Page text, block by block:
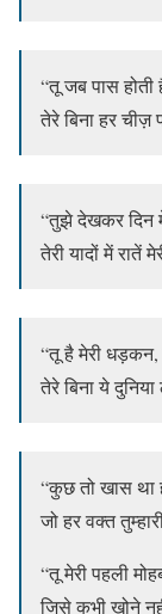
“तू जब पास होती
तेरे बिना हर
“तुझे देखकर दिन
तेरी यादों में रातें
“तू है मेरी धड़कन,
तेरे बिना ये
“कुछ तो खास था
जो हर वक्त
“तू मेरी पहली
जिसे कभी खोने